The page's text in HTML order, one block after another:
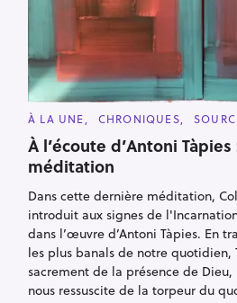
C
T
E
G
O
I
E
S
À LA UNE CHRONIQUES
À l’écoute d’Antoni
méditation
Dans cette dernière méditation,
introduit aux signes de
dans l’œuvre d’Antoni Tàpies. En
les plus banals de notre quotidien,
sacrement de la présence de
nous ressuscite de la torpeur du